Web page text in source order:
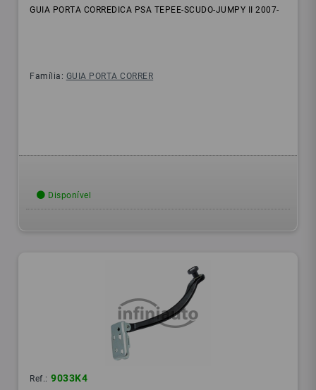
GUIA PORTA CORREDICA PSA TEPEE-SCUDO-JUMPY II 2007-
Família: GUIA PORTA CORRER
Disponível
Ref.: 9033K4